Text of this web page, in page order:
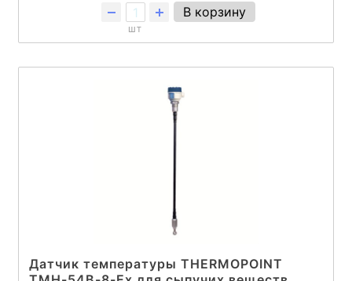
шт
В корзину
Датчик температуры THERMOPOINT